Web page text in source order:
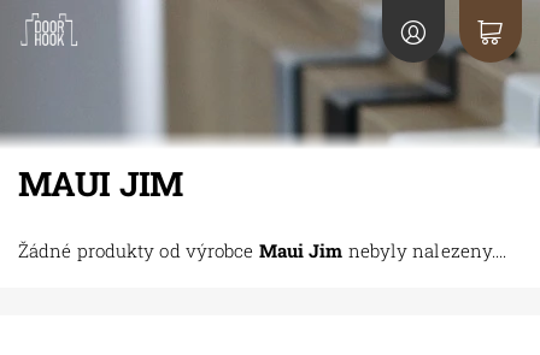
MAUI JIM
Žádné produkty od výrobce Maui Jim nebyly nalezeny....